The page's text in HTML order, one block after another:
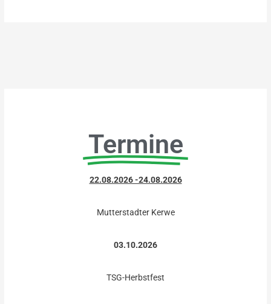
Termine
22.08.2026 -24.08.2026
Mutterstadter Kerwe
03.10.2026
TSG-Herbstfest